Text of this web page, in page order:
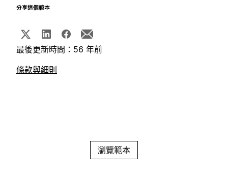
分享這個範本
最後更新時間：56 年前
條款與細則
瀏覽範本